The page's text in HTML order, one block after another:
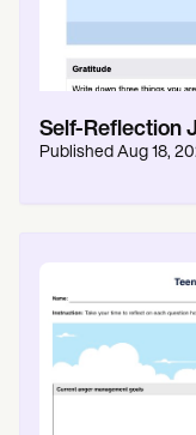
Self-Reflection
Published Aug 18,